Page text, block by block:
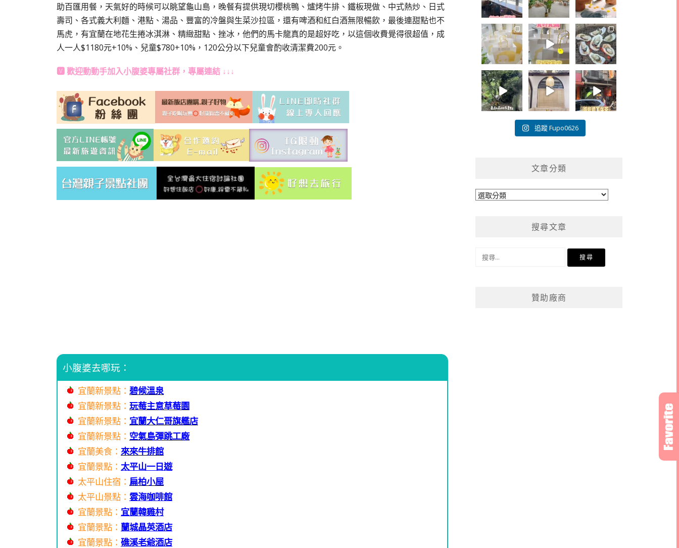
助百匯用餐，天氣好的時候可以眺望龜山島，晚餐有提供現切櫻桃鴨、爐烤牛排、鐵板現做、中式熱炒、日式
壽司、各式義大利麵、港點、湯品、豐富的冷盤與生菜沙拉區，還有啤酒和紅白酒無限暢飲，最後連甜點也不
馬虎，有宜蘭在地花生捲冰淇淋、精緻甜點、挫冰，他們的馬卡龍真的是超好吃，以這個收費覺得很超值，成
人一人$1180元+10%、兒童$780+10%，120公分以下兒童會酌收清潔費200元。
🆅 歡迎動動手加入小腹婆專屬社群 ，專屬連結 ↓↓↓
小腹婆去哪玩：
宜蘭新景點： 碧候溫泉
宜蘭新景點： 玩莓主意草莓園
宜蘭新景點： 宜蘭大仁哥旗艦店
宜蘭新景點： 空氣島彈跳工廠
宜蘭美食： 來來牛排館
宜蘭景點： 太平山一日遊
太平山住宿： 扁柏小屋
太平山景點： 雲海咖啡館
宜蘭景點： 宜蘭韓雞村
宜蘭景點： 蘭城晶英酒店
宜蘭景點： 礁溪老爺酒店
追蹤 Fupo0626
文章分類
文
搜尋文章
贊助廠商